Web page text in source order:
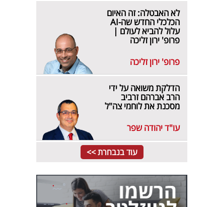
לא האבטלה: זה האיום
הכלכלי החדש שה-AI
עלול להביא לעולם |
פרופ' ירון זליכה
פרופ' ירון זליכה
הדלקת משואה על ידי
הרב אברהם זרביב
מסכנת את לוחמי צה"ל
עו"ד יהודה שפר
עוד בנבחרת >>